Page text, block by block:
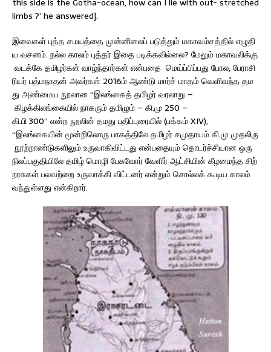
limbs ?’ he answered].
இவைகள் புத்த சமயத்தை முன்னிலைப் படுத்தும் மகாவம்சத்தில் எழுதி
ய வசனம். நல்ல காலம் புத்தர் இதை படிக்கவில்லை? மேலும் மகாவலிக்கு
வடக்கே தமிழர்கள் வாழ்ந்தார்கள் என்பதை மெய்ப்பிப்பது போல, பேராசி
ரியர் பத்மநாதன் அவர்கள் 2016ம் ஆண்டு மார்ச் மாதம் வெளிவந்த தம
து அண்மைய நூலான “இலங்கைத் தமிழர் வரலாறு –
கிழக்கிலங்கையில் நாகரும் தமிழும் – கி.மு 250 –
கி.பி 300” என்ற நூலின் தமது பதிப்புரையில் (பக்கம் XIV),
“இலங்கையின் மூன்றிலொரு பாகத்திலே தமிழர் சமுதாயம் கி.மு முதலிரு
நூற்றாண்டுகளிலும் உருவாகிவிட்டது என்பதையும் தொடர்ச்சியான ஒரு
நிலப்பகுதியிலே தமிழ் மொழி பேசுவோர் வேளிர் ஆட்சியின் கீழமைந்த சிற்
றரசுகள் பலவற்றை உருவாக்கி விட்டனர் என்றும் சொல்லக் கூடிய காலம்
வந்துள்ளது என்கிறார்.